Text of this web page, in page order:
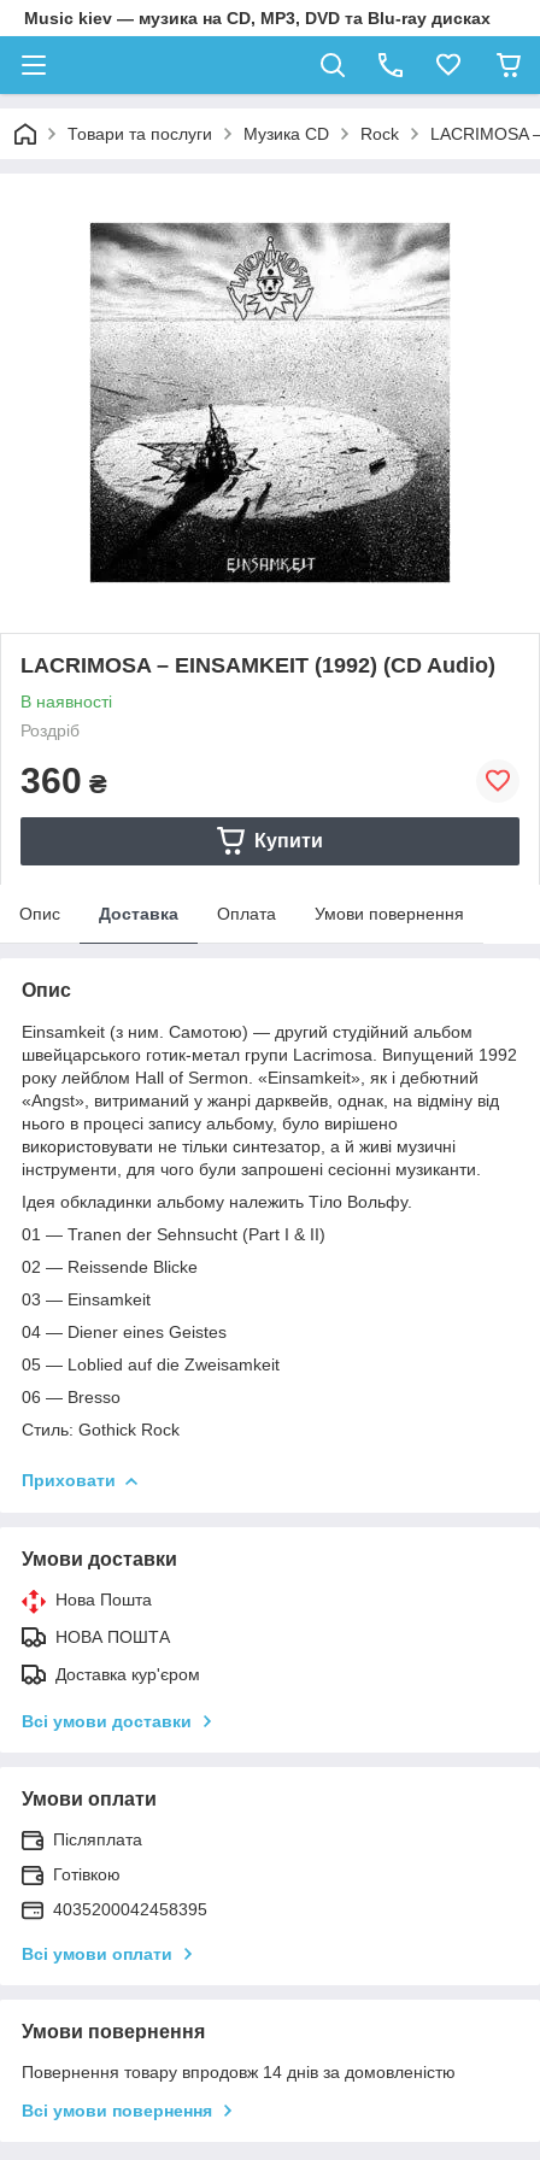
Music kiev — музика на CD, MP3, DVD та Blu-ray дисках
Товари та послуги Музика CD Rock LACRIMOSA
LACRIMOSA – EINSAMKEIT (1992) (CD Audio)
В наявності
Роздріб
360 ₴
Купити
Опис Доставка Оплата Умови повернення
Опис
Einsamkeit (з ним. Самотою) — другий студійний альбом
швейцарського готик-метал групи Lacrimosa. Випущений 1992
року лейблом Hall of Sermon. «Einsamkeit», як і дебютний
«Angst», витриманий у жанрі дарквейв, однак, на відміну від
нього в процесі запису альбому, було вирішено
використовувати не тільки синтезатор, а й живі музичні
інструменти, для чого були запрошені сесіонні музиканти.
Ідея обкладинки альбому належить Тіло Вольфу.
01 — Tranen der Sehnsucht (Part I & II)
02 — Reissende Blicke
03 — Einsamkeit
04 — Diener eines Geistes
05 — Loblied auf die Zweisamkeit
06 — Bresso
Стиль: Gothick Rock
Приховати
Умови доставки
Нова Пошта
НОВА ПОШТА
Доставка кур'єром
Всі умови доставки
Умови оплати
Післяплата
Готівкою
4035200042458395
Всі умови оплати
Умови повернення
Повернення товару впродовж 14 днів за домовленістю
Всі умови повернення